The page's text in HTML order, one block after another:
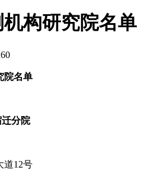
构研究院名单
院名单
分院
道12号